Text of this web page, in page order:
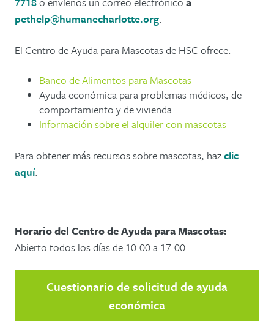
pethelp@humanecharlotte.org.
El Centro de Ayuda para Mascotas de HSC ofrece:
Banco de Alimentos para Mascotas
Ayuda económica para problemas médicos, de
comportamiento y de vivienda
Información sobre el alquiler con mascotas
Para obtener más recursos sobre mascotas, hazclic
aquí.
Horario del Centro de Ayuda para Mascotas:
Abierto todos los días de 10:00 a 17:00
Cuestionario de solicitud de ayuda
económica